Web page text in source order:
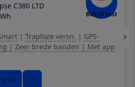
C380 LTD
Bekijk test
| Traploze versn. | GPS-
| Zeer brede banden | Met app
snel